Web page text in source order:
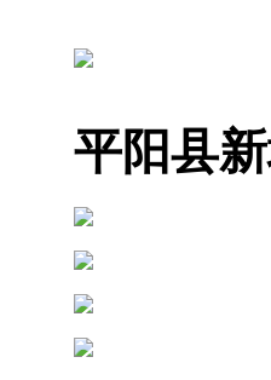
平阳县